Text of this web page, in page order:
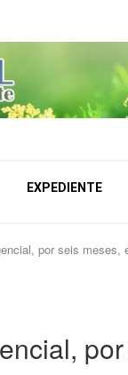
EXPEDIENTE
por seis